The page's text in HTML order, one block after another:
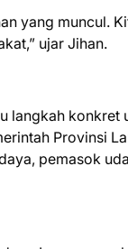
yang muncul.
ujar Jihan.
langkah
Provinsi
pemasok